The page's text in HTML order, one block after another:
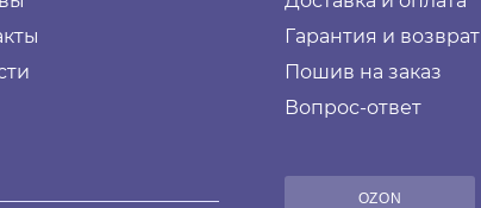
Гарантия и возврат
Пошив на заказ
Вопрос-ответ
OZON